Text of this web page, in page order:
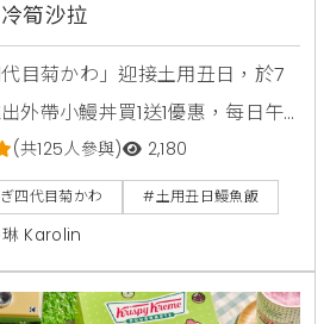
筍沙拉
目菊かわ」迎接土用丑日，於7
外帶小鰻丼買1送1優惠，每日午
起至8月31日同步開賣「夏鰻雙
新單品冷筍沙拉，提供最道地
(共125人參與) 2,180
四代目菊かわ #土用丑日鰻魚飯
Karolin